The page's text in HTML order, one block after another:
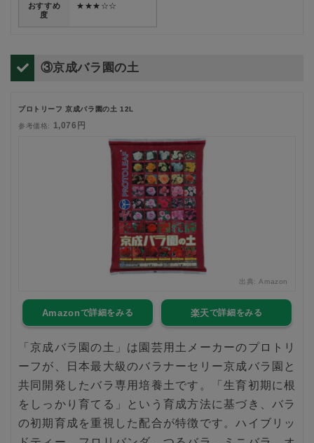
おすすめ
度
★★★☆☆
③京成バラ園の土
プロトリーフ 京成バラ園の土 12L
参考価格: 1,076円
出典: Amazon
Amazon 楽天
「京成バラ園の土」は園芸用土メーカーのプロトリ
ーフが、日本最大級のバラナーセリー京成バラ園と
共同開発したバラ専用培養土です。「生育初期に根
をしっかり育てる」という育成方法に基づき、バラ
の初期育成を重視した配合が特徴です。ハイブリッ